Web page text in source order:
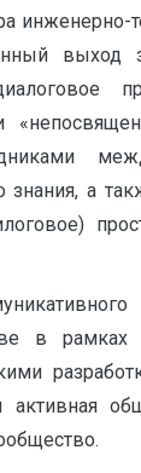
инженерно-
выход
знания, а
в